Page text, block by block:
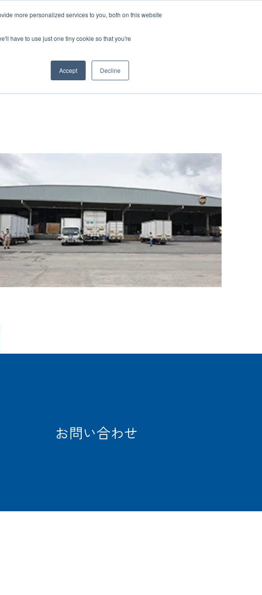
more personalized services to you, both on this website
have to use just one tiny cookie so that you're
Accept Decline
/EN
アフリカ物流ソリューション
複合一貫輸送
FAQ
お問い合わせ